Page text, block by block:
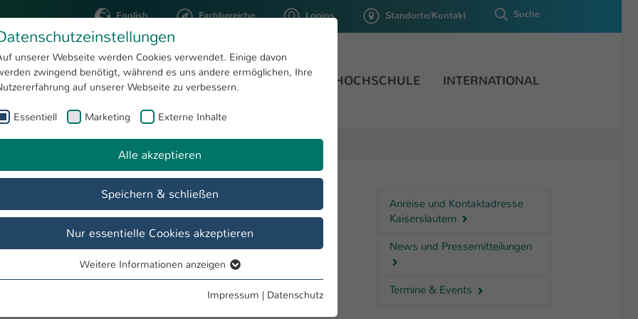
English Fachbereiche Logins Standorte/Kontakt Suche
STUDIUM FORSCHUNG HOCHSCHULE INTERNATIONAL
Anreise und Kontaktadresse
Kaiserslautern
News und Pressemitteilungen
Termine & Events
unserer Webseite werden Cookies verwendet. Einige davon
zwingend benötigt, während es uns andere ermöglichen, Ihre
auf unserer Webseite zu verbessern.
Essentiell Marketing Externe Inhalte
Alle akzeptieren
Speichern & schließen
Nur essentielle Cookies akzeptieren
Essentielle Cookies werden für grundlegende Funktionen der
Weitere Informationen anzeigen
Impressum | Datenschutz